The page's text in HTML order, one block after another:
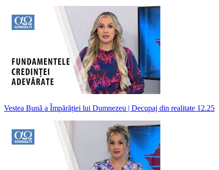
Vestea Bună a Împărăției lui Dumnezeu | Decupaj din realitate 12.25